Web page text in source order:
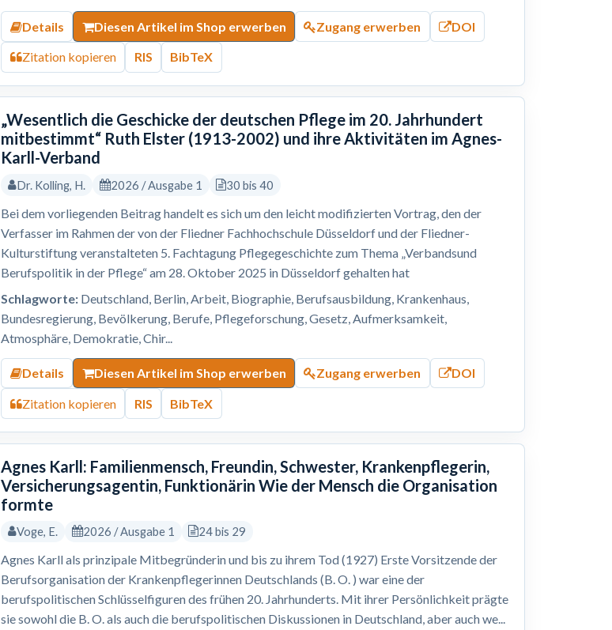
Details Diesen Artikel im Shop erwerben Zugang erwerben DOI
Zitation kopieren RIS BibTeX
„Wesentlich die Geschicke der deutschen Pflege im 20. Jahrhundert
mitbestimmt“ Ruth Elster (1913-2002) und ihre Aktivitäten im Agnes-
Karll-Verband
Dr. Kolling, H. 2026 / Ausgabe 1 30 bis 40
Bei dem vorliegenden Beitrag handelt es sich um den leicht modifizierten Vortrag, den der
Verfasser im Rahmen der von der Fliedner Fachhochschule Düsseldorf und der Fliedner-
Kulturstiftung veranstalteten 5. Fachtagung Pflegegeschichte zum Thema „Verbandsund
Berufspolitik in der Pflege“ am 28. Oktober 2025 in Düsseldorf gehalten hat
Schlagworte: Deutschland, Berlin, Arbeit, Biographie, Berufsausbildung, Krankenhaus,
Bundesregierung, Bevölkerung, Berufe, Pflegeforschung, Gesetz, Aufmerksamkeit,
Atmosphäre, Demokratie, Chir...
Details Diesen Artikel im Shop erwerben Zugang erwerben DOI
Zitation kopieren RIS BibTeX
Agnes Karll: Familienmensch, Freundin, Schwester, Krankenpflegerin,
Versicherungsagentin, Funktionärin Wie der Mensch die Organisation
formte
Voge, E. 2026 / Ausgabe 1 24 bis 29
Agnes Karll als prinzipale Mitbegründerin und bis zu ihrem Tod (1927) Erste Vorsitzende der
Berufsorganisation der Krankenpflegerinnen Deutschlands (B. O. ) war eine der
berufspolitischen Schlüsselfiguren des frühen 20. Jahrhunderts. Mit ihrer Persönlichkeit prägte
sie sowohl die B. O. als auch die berufspolitischen Diskussionen in Deutschland, aber auch we...